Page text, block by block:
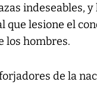
indeseables,
que lesione el
los hombres.
de la